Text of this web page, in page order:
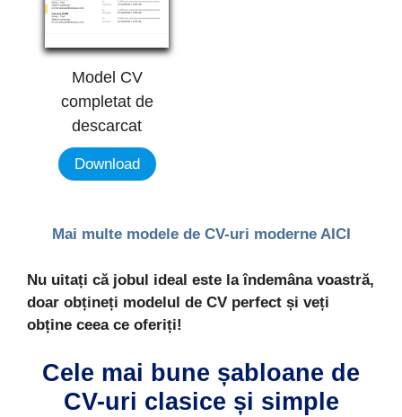
Model CV
completat de
descarcat
Download
Mai multe modele de CV-uri moderne AICI
Nu uitați că jobul ideal este la îndemâna voastră,
doar obțineți modelul de CV perfect și veți
obține ceea ce oferiți!
Cele mai bune șabloane de
CV-uri clasice și simple